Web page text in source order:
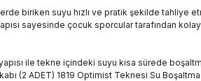
biriken suyu hızlı ve pratik şekilde tahliye
sayesinde çocuk sporcular tarafından
ile tekne içindeki suyu kısa sürede
(2 ADET) 1819 Optimist Teknesi Su